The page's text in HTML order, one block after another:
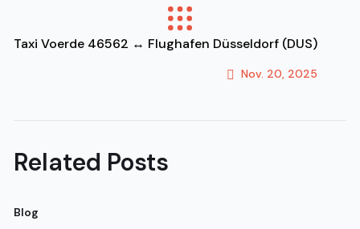
Previous Post
Taxi Voerde 46562 ↔ Flughafen Düsseldorf (DUS)
Nov. 20, 2025
Related Posts
Blog